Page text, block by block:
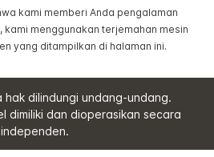
kami memberi Anda pengalaman
menggunakan terjemahan mesin
yang ditampilkan di halaman ini.
hak dilindungi undang-undang.
dimiliki dan dioperasikan secara
independen.